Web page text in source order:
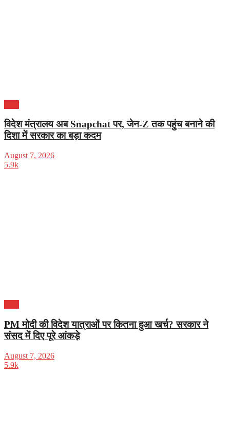
विदेश मंत्रालय अब Snapchat पर, जेन-Z तक पहुंच बनाने की
दिशा में सरकार का बड़ा कदम
August 7, 2026
5.9k
PM मोदी की विदेश यात्राओं पर कितना हुआ खर्च? सरकार ने
संसद में दिए पूरे आंकड़े
August 7, 2026
5.9k